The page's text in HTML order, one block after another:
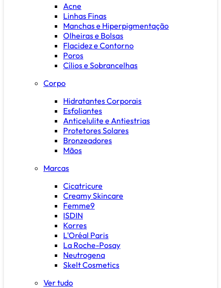
Acne
Linhas Finas
Manchas e Hiperpigmentação
Olheiras e Bolsas
Flacidez e Contorno
Poros
Cílios e Sobrancelhas
Corpo
Hidratantes Corporais
Esfoliantes
Anticelulite e Antiestrias
Protetores Solares
Bronzeadores
Mãos
Marcas
Cicatricure
Creamy Skincare
Femme9
ISDIN
Korres
L'Oréal Paris
La Roche-Posay
Neutrogena
Skelt Cosmetics
Ver tudo